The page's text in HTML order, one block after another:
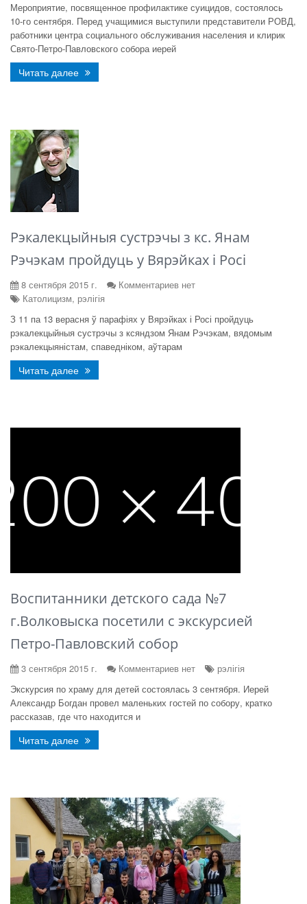
Мероприятие, посвященное профилактике суицидов, состоялось
10-го сентября. Перед учащимися выступили представители РОВД,
работники центра социального обслуживания населения и клирик
Свято-Петро-Павловского собора иерей
Читать далее
Рэкалекцыйныя сустрэчы з кс. Янам
Рэчэкам пройдуць у Вярэйках і Росі
8 сентября 2015 г.
Комментариев нет
Католицизм, рэлігія
З 11 па 13 верасня ў парафіях у Вярэйках і Росі пройдуць
рэкалекцыйныя сустрэчы з ксяндзом Янам Рэчэкам, вядомым
рэкалекцыяністам, спаведніком, аўтарам
Читать далее
Воспитанники детского сада №7
г.Волковыска посетили с экскурсией
Петро-Павловский собор
3 сентября 2015 г. Комментариев нет
рэлігія
Экскурсия по храму для детей состоялась 3 сентября. Иерей
Александр Богдан провел маленьких гостей по собору, кратко
рассказав, где что находится и
Читать далее